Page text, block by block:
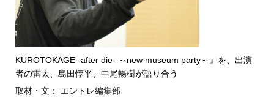
KUROTOKAGE -after die- ～new museum party～』を、出演
者の雷太、島田惇平、中尾暢樹が語り合う
取材・文： エントレ編集部